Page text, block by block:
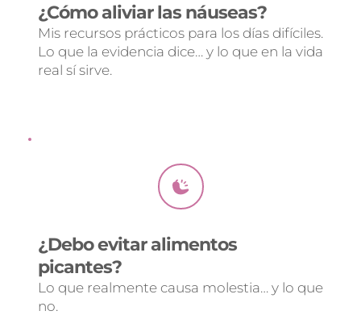
¿Cómo aliviar las náuseas?
Mis recursos prácticos para los días difíciles.
Lo que la evidencia dice… y lo que en la vida
real sí sirve.
¿Debo evitar alimentos
picantes?
Lo que realmente causa molestia… y lo que
no.